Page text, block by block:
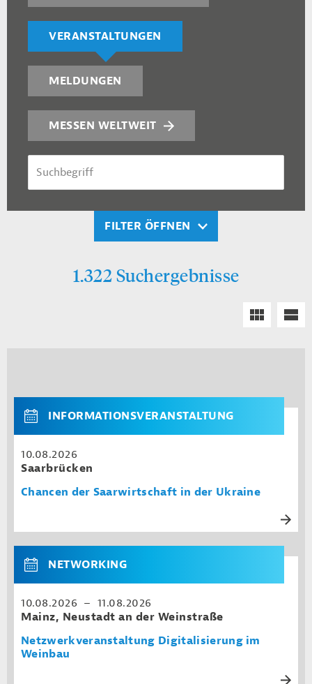
VERANSTALTUNGEN
MELDUNGEN
MESSEN WELTWEIT
FILTER ÖFFNEN
1.322 Suchergebnisse
INFORMATIONSVERANSTALTUNG
10.08.2026
Saarbrücken
Chancen der Saarwirtschaft in der Ukraine
NETWORKING
10.08.2026 – 11.08.2026
Mainz, Neustadt an der Weinstraße
Netzwerkveranstaltung Digitalisierung im
Weinbau